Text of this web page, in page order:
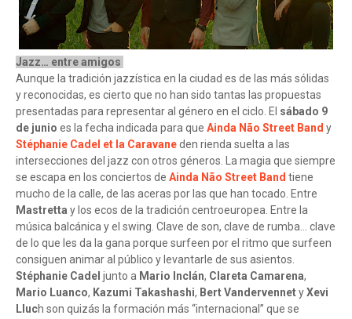
Jazz… entre amigos
Aunque la tradición jazzística en la ciudad es de las más sólidas
y reconocidas, es cierto que no han sido tantas las propuestas
presentadas para representar al género en el ciclo. El sábado 9
de junio es la fecha indicada para que Ainda Não Street Band y
Stéphanie Cadel et la Caravaneden rienda suelta a las
intersecciones del jazz con otros géneros. La magia que siempre
se escapa en los conciertos de Ainda Não Street Band tiene
mucho de la calle, de las aceras por las que han tocado. Entre
Mastretta y los ecos de la tradición centroeuropea. Entre la
música balcánica y el swing. Clave de son, clave de rumba… clave
de lo que les da la gana porque surfeen por el ritmo que surfeen
consiguen animar al público y levantarle de sus asientos.
Stéphanie Cadel junto a Mario Inclán, Clareta Camarena,
Mario Luanco, Kazumi Takashashi, Bert VandervennetyXevi
Lluch son quizás la formación más “internacional” que se